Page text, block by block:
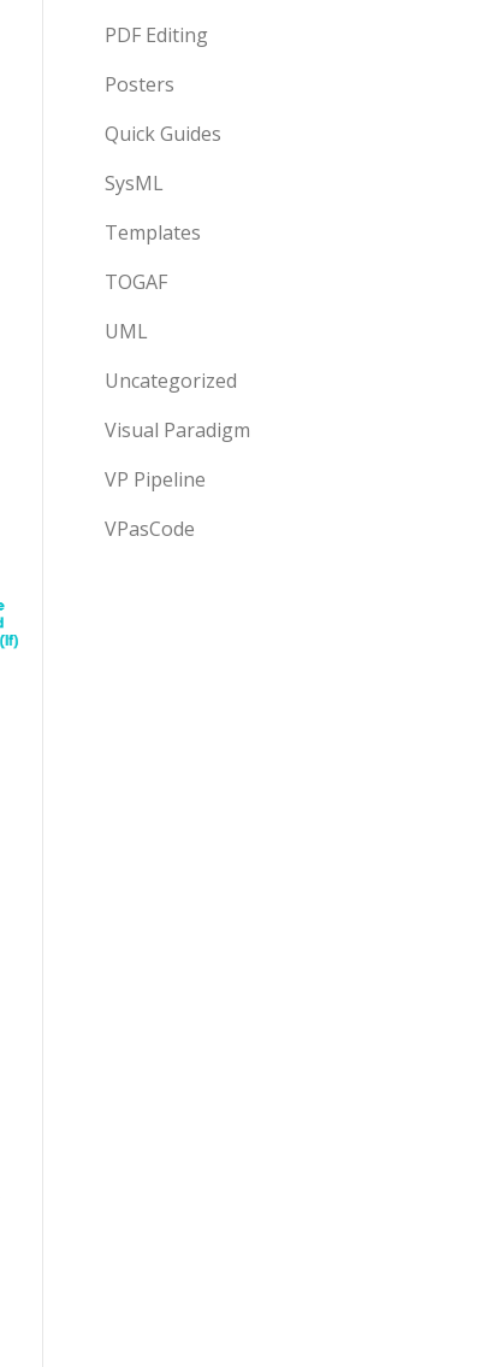
PDF Editing
Posters
Quick Guides
SysML
Templates
TOGAF
UML
Uncategorized
Visual Paradigm
VP Pipeline
VPasCode